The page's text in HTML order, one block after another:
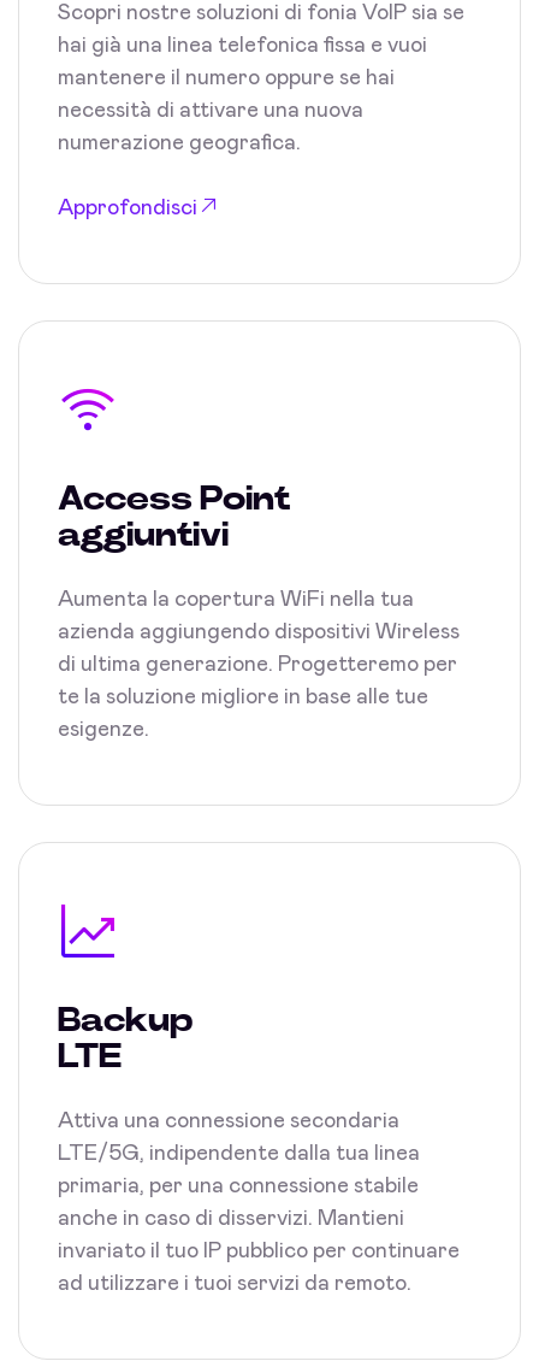
Scopri nostre soluzioni di fonia VoIP sia se
hai già una linea telefonica fissa e vuoi
mantenere il numero oppure se hai
necessità di attivare una nuova
numerazione geografica.
Approfondisci
Access Point
aggiuntivi
Aumenta la copertura WiFi nella tua
azienda aggiungendo dispositivi Wireless
di ultima generazione. Progetteremo per
te la soluzione migliore in base alle tue
esigenze.
Backup
LTE
Attiva una connessione secondaria
LTE/5G, indipendente dalla tua linea
primaria, per una connessione stabile
anche in caso di disservizi. Mantieni
invariato il tuo IP pubblico per continuare
ad utilizzare i tuoi servizi da remoto.